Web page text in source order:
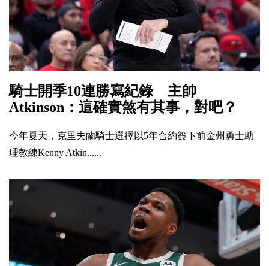
騎士開季10連勝寫紀錄 主帥
Atkinson：這確實煞有其事，對吧？
今年夏天，克里夫蘭騎士選擇以5年合約簽下前金州勇士助
理教練Kenny Atkin......